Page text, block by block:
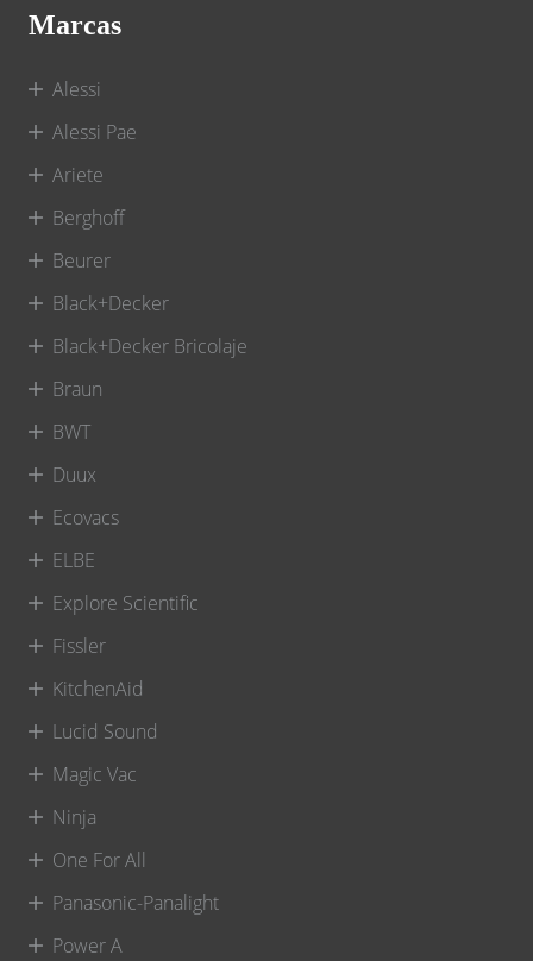
Marcas
Alessi
Alessi Pae
Ariete
Berghoff
Beurer
Black+Decker
Black+Decker Bricolaje
Braun
BWT
Duux
Ecovacs
ELBE
Explore Scientific
Fissler
KitchenAid
Lucid Sound
Magic Vac
Ninja
One For All
Panasonic-Panalight
Power A